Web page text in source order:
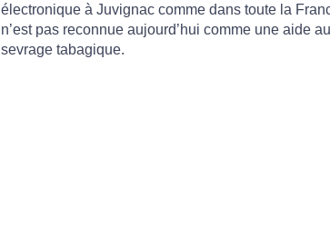
électronique à Juvignac comme dans toute la
n’est pas reconnue aujourd’hui comme une aide au
sevrage tabagique.